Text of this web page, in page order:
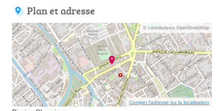
Plan et adresse
© contributeurs OpenStreetMap
Corriger l’adresse ou la localisation